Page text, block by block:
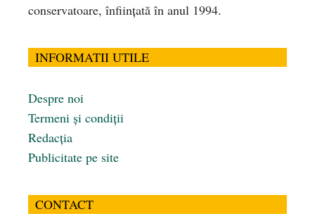
conservatoare, înfiinţată în anul 1994.
INFORMATII UTILE
Despre noi
Termeni și condiții
Redacția
Publicitate pe site
CONTACT